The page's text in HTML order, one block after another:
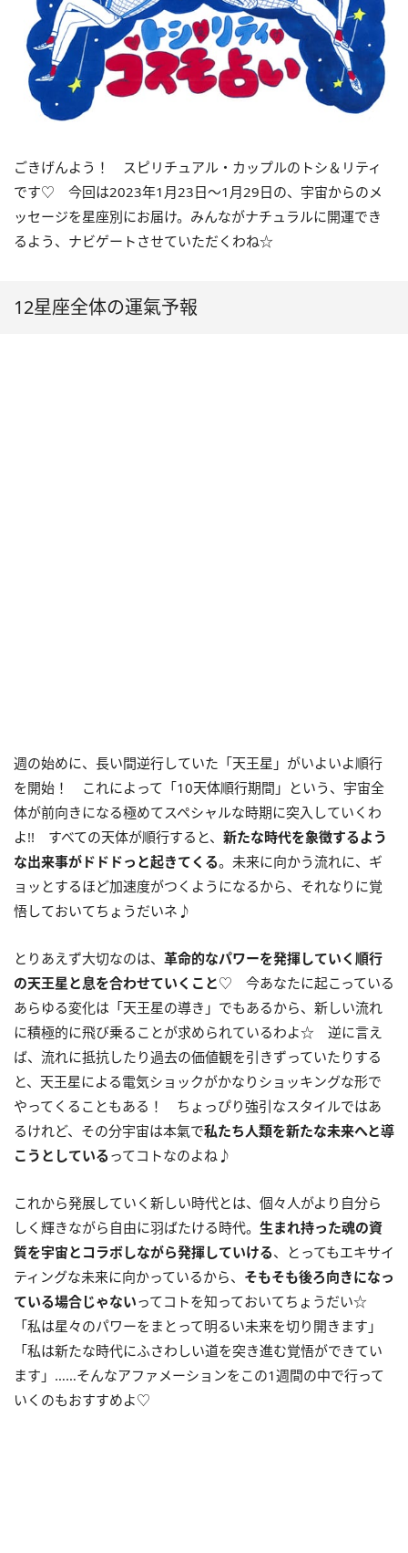
ごきげんよう！ スピリチュアル・カップルのトシ＆リティ
です♡ 今回は2023年1月23日〜1 月29日の、宇宙からのメ
ッセージを星座別にお届け。みんながナチュラルに開運でき
るよう、ナビゲートさせていただくわね☆
12星座全体の運氣予報
週の始めに、長い間逆行していた「天王星」がいよいよ順行
を開始！ これによって「10天体順行期間」という、宇宙全
体が前向きになる極めてスペシャルな時期に突入していくわ
よ!! すべての天体が順行すると、 新たな時代を象徴するよう
な出来事がドドドっと起きてくる。未来に向かう流れに、ギ
ョッとするほど加速度がつくようになるから、それなりに覚
悟しておいてちょうだいネ♪
とりあえず大切なのは、 革命的なパワーを発揮していく順行
の天王星と息を合わせていくこと♡ 今あなたに起こっている
あらゆる変化は「天王星の導き」でもあるから、新しい流れ
に積極的に飛び乗ることが求められているわよ☆ 逆に言え
ば、流れに抵抗したり過去の価値観を引きずっていたりする
と、天王星による電気ショックがかなりショッキングな形で
やってくることもある！ ちょっぴり強引なスタイルではあ
るけれど、その分宇宙は本氣で私たち人類を新たな未来へと導
こうとしている ってコトなのよね♪
これから発展していく新しい時代とは、個々人がより自分ら
しく輝きながら自由に羽ばたける時代。 生まれ持った魂の資
質を宇宙とコラボしながら発揮していける、とってもエキサイ
ティングな未来に向かっているから、 そもそも後ろ向きになっ
ている場合じゃないってコトを知っておいてちょうだい☆
「私は星々のパワーをまとって明るい未来を切り開きます」
「私は新たな時代にふさわしい道を突き進む覚悟ができてい
ます」……そんなアファメーションをこの1週間の中で行って
いくのもおすすめよ♡